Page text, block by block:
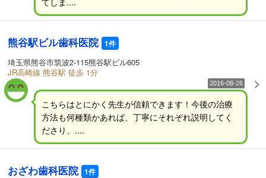
熊谷駅ビル歯科医院 1件
埼玉県熊谷市筑波2-115熊谷駅ビル605
JR高崎線 熊谷駅 徒歩 1分
2016-08-26
こちらはとにかく先生が信頼できます！今後の治療
方法も何種類かあれば、丁寧にそれぞれ説明してく
ださり、....
おざわ歯科医院 1件